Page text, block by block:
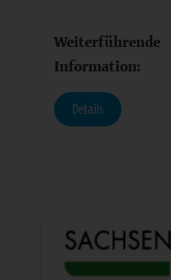
Weiterführende
Information:
Details